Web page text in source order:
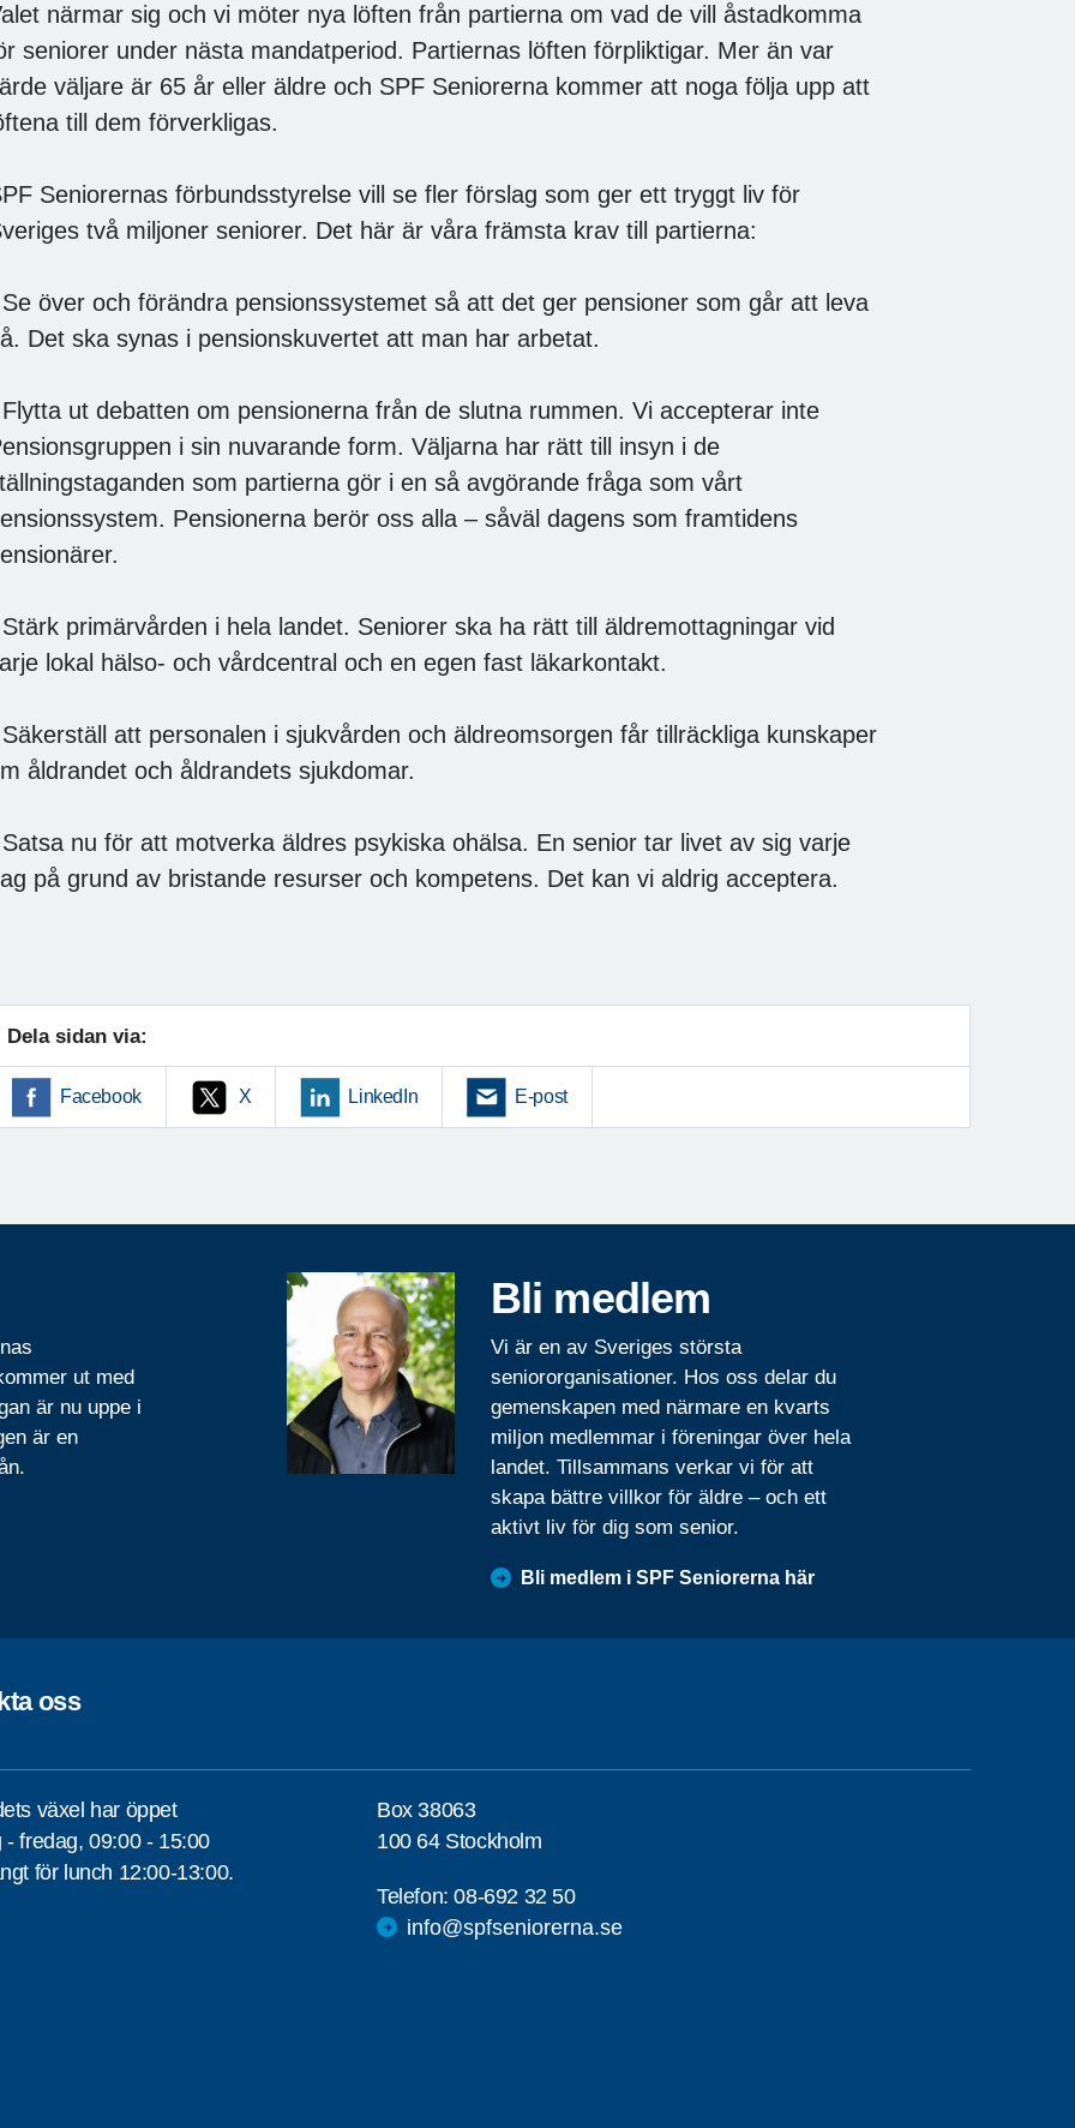
närmar sig och vi möter nya löften från partierna om vad de vill åstadkomma
seniorer under nästa mandatperiod. Partiernas löften förpliktigar. Mer än var
väljare är 65 år eller äldre och SPF Seniorerna kommer att noga följa upp att
till dem förverkligas.
Seniorernas förbundsstyrelse vill se fler förslag som ger ett tryggt liv för
två miljoner seniorer. Det här är våra främsta krav till partierna:
över och förändra pensionssystemet så att det ger pensioner som går att leva
Det ska synas i pensionskuvertet att man har arbetat.
ut debatten om pensionerna från de slutna rummen. Vi accepterar inte
i sin nuvarande form. Väljarna har rätt till insyn i de
som partierna gör i en så avgörande fråga som vårt
Pensionerna berör oss alla – såväl dagens som framtidens
primärvården i hela landet. Seniorer ska ha rätt till äldremottagningar vid
lokal hälso- och vårdcentral och en egen fast läkarkontakt.
att personalen i sjukvården och äldreomsorgen får tillräckliga kunskaper
åldrandet och åldrandets sjukdomar.
nu för att motverka äldres psykiska ohälsa. En senior tar livet av sig varje
på grund av bristande resurser och kompetens. Det kan vi aldrig acceptera.
Dela sidan via:
Facebook X LinkedIn E-post
ut med
är nu uppe i
är en
Bli medlem
Vi är en av Sveriges största
seniororganisationer. Hos oss delar du
gemenskapen med närmare en kvarts
miljon medlemmar i föreningar över hela
landet. Tillsammans verkar vi för att
skapa bättre villkor för äldre – och ett
aktivt liv för dig som senior.
Bli medlem i SPF Seniorerna här
oss
växel har öppet
- fredag, 09:00 - 15:00
för lunch 12:00-13:00.
Box 38063
100 64 Stockholm
Telefon:08-692 32 50
info@spfseniorerna.se